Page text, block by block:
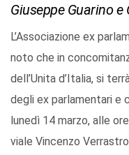
Giuseppe Guarino e
L’Associazione ex
noto che in
dell’Unita d’Italia, si
degli ex parlamentari e
lunedì 14 marzo, alle
viale Vincenzo